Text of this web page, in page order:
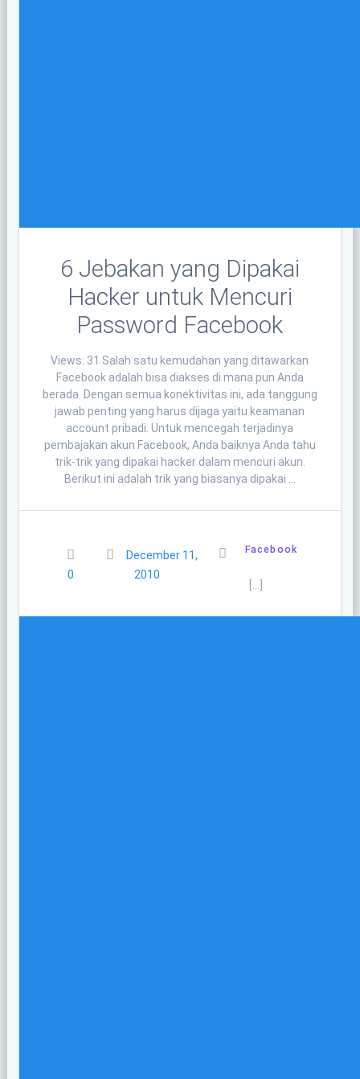
6 Jebakan yang Dipakai
Hacker untuk Mencuri
Password Facebook
Views: 31 Salah satu kemudahan yang ditawarkan
Facebook adalah bisa diakses di mana pun Anda
berada. Dengan semua konektivitas ini, ada tanggung
jawab penting yang harus dijaga yaitu keamanan
account pribadi. Untuk mencegah terjadinya
pembajakan akun Facebook, Anda baiknya Anda tahu
trik-trik yang dipakai hacker dalam mencuri akun.
Berikut ini adalah trik yang biasanya dipakai …
0
December 11,
2010
Facebook
[…]